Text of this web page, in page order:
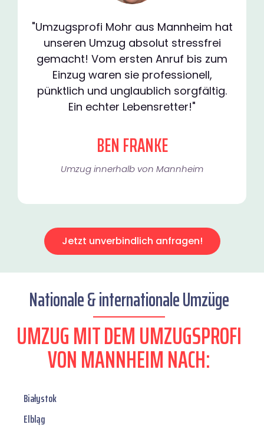
"Umzugsprofi Mohr aus Mannheim hat
unseren Umzug absolut stressfrei
gemacht! Vom ersten Anruf bis zum
Einzug waren sie professionell,
pünktlich und unglaublich sorgfältig.
Ein echter Lebensretter!"
BEN FRANKE
Umzug innerhalb von Mannheim​
Jetzt unverbindlich anfragen!
Nationale & internationale Umzüge
UMZUG MIT DEM UMZUGSPROFI
VON MANNHEIM NACH:
Białystok
Elbląg